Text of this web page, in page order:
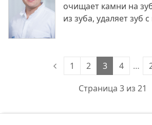
очищает камни на
из зуба, удаляет зуб
Страница 3 из 21
1 2 3 4 …